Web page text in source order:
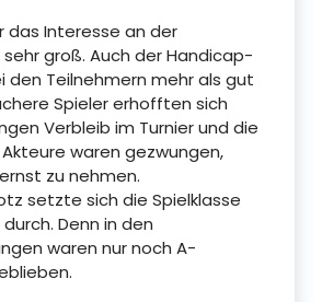
das Interesse an der
groß. Auch der Handicap-
den Teilnehmern mehr als gut
Spieler erhofften sich
Verbleib im Turnier und die
waren gezwungen,
zu nehmen.
setzte sich die Spielklasse
Denn in den
waren nur noch A-